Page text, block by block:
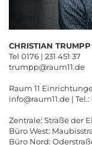
CHRISTIAN TRUMPP
Tel 0176 | 231 451 37
trumpp@raum11.de
Raum 11
info@raum11.de |
Zentrale: Straße der
Büro West:
Büro Nord: